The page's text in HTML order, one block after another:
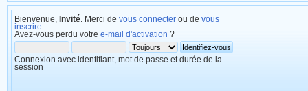
Bienvenue, Invité . Merci de vous connecter ou de vous
inscrire
Avez-vous perdu votre e-mail d'activation ?
Connexion avec identifiant, mot de passe et durée de la
session